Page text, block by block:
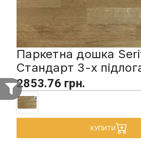
Паркетна дошка
Стандарт 3-х
2853.76 грн.
КУПИТИ